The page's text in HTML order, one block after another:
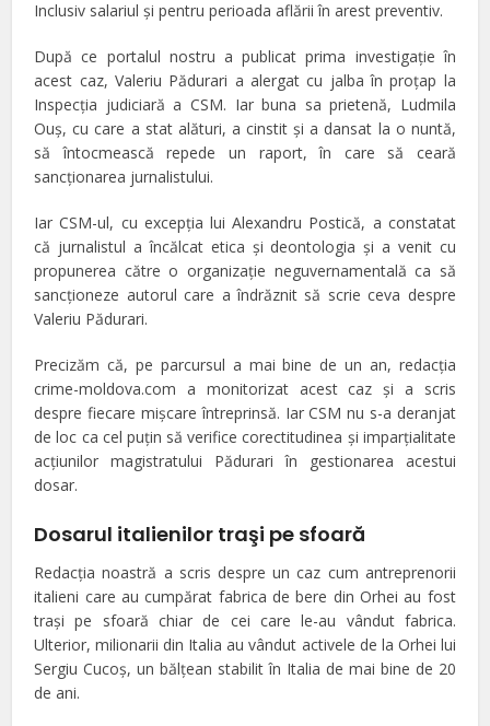
Inclusiv salariul şi pentru perioada aflării în arest preventiv.
După ce portalul nostru a publicat prima investigaţie în
acest caz, Valeriu Pădurari a alergat cu jalba în proţap la
Inspecţia judiciară a CSM. Iar buna sa prietenă, Ludmila
Ouş, cu care a stat alături, a cinstit şi a dansat la o nuntă,
să întocmească repede un raport, în care să ceară
sancţionarea jurnalistului.
Iar CSM-ul, cu excepţia lui Alexandru Postică, a constatat
că jurnalistul a încălcat etica şi deontologia şi a venit cu
propunerea către o organizaţie neguvernamentală ca să
sancţioneze autorul care a îndrăznit să scrie ceva despre
Valeriu Pădurari.
Precizăm că, pe parcursul a mai bine de un an, redacţia
crime-moldova.com a monitorizat acest caz şi a scris
despre fiecare mişcare întreprinsă. Iar CSM nu s-a deranjat
de loc ca cel puţin să verifice corectitudinea şi imparţialitate
acţiunilor magistratului Pădurari în gestionarea acestui
dosar.
Dosarul italienilor traşi pe sfoară
Redacţia noastră a scris despre un caz cum antreprenorii
italieni care au cumpărat fabrica de bere din Orhei au fost
traşi pe sfoară chiar de cei care le-au vândut fabrica.
Ulterior, milionarii din Italia au vândut activele de la Orhei lui
Sergiu Cucoş, un bălţean stabilit în Italia de mai bine de 20
de ani.